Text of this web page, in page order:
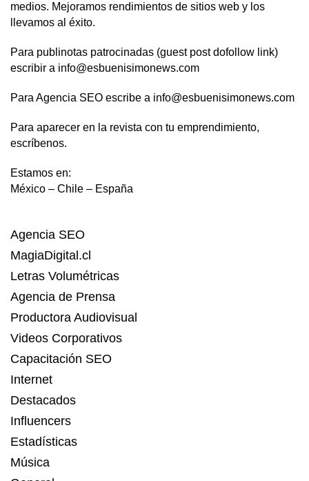
medios. Mejoramos rendimientos de sitios web y los
llevamos al éxito.
Para publinotas patrocinadas (guest post dofollow link)
escribir a info@esbuenisimonews.com
Para Agencia SEO escribe a info@esbuenisimonews.com
Para aparecer en la revista con tu emprendimiento,
escríbenos.
Estamos en:
México – Chile – España
Agencia SEO
MagiaDigital.cl
Letras Volumétricas
Agencia de Prensa
Productora Audiovisual
Videos Corporativos
Capacitación SEO
Internet
Destacados
Influencers
Estadísticas
Música